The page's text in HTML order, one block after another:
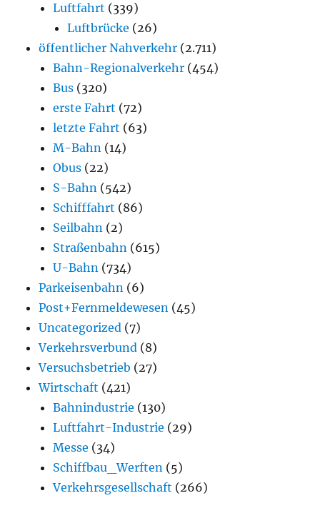
Luftfahrt (339)
Luftbrücke (26)
öffentlicher Nahverkehr (2.711)
Bahn-Regionalverkehr (454)
Bus (320)
erste Fahrt (72)
letzte Fahrt (63)
M-Bahn (14)
Obus (22)
S-Bahn (542)
Schifffahrt (86)
Seilbahn (2)
Straßenbahn (615)
U-Bahn (734)
Parkeisenbahn (6)
Post+Fernmeldewesen (45)
Uncategorized (7)
Verkehrsverbund (8)
Versuchsbetrieb (27)
Wirtschaft (421)
Bahnindustrie (130)
Luftfahrt-Industrie (29)
Messe (34)
Schiffbau_Werften (5)
Verkehrsgesellschaft (266)